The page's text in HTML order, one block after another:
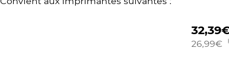
32,39
26,99€